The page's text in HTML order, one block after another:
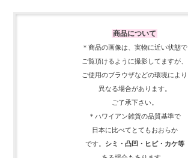
商品について
＊商品の画像は、実物に近い状態で
ご覧頂けるように撮影してますが、
ご使用のブラウザなどの環境により
異なる場合があります。
ご了承下さい。
＊ハワイアン雑貨の品質基準で
日本に比べてとてもおおらか
です。
シミ・凸凹・ヒビ・カケ等